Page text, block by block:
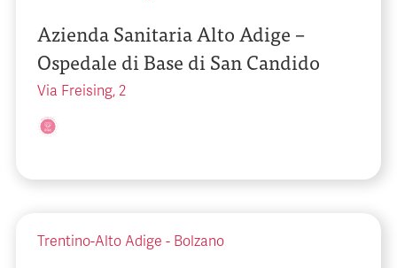
Azienda Sanitaria Alto Adige –
Ospedale di Base di San Candido
Via Freising, 2
Trentino-Alto Adige - Bolzano